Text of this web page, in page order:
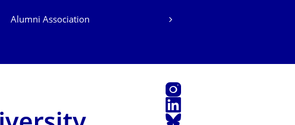
Alumni Association
Instagram
LinkedIn
Bluesky